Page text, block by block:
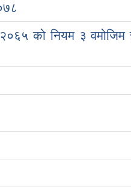
को नियम ३ वमोजिम